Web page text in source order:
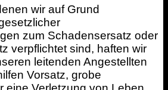
wir auf Grund
zum Schadensersatz oder
verpflichtet sind, haften wir
leitenden Angestellten
Vorsatz, grobe